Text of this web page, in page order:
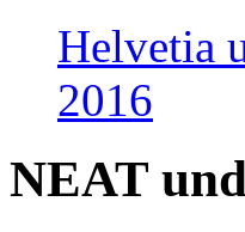
Helvetia
2016
NEAT